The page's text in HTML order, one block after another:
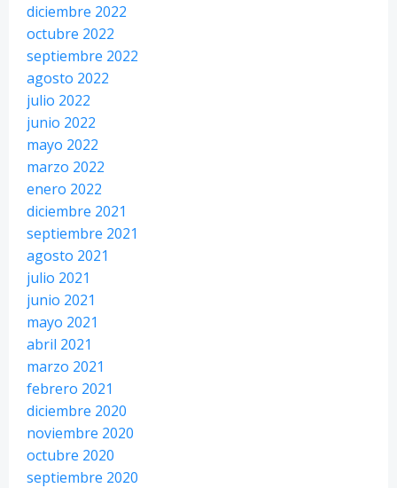
diciembre 2022
octubre 2022
septiembre 2022
agosto 2022
julio 2022
junio 2022
mayo 2022
marzo 2022
enero 2022
diciembre 2021
septiembre 2021
agosto 2021
julio 2021
junio 2021
mayo 2021
abril 2021
marzo 2021
febrero 2021
diciembre 2020
noviembre 2020
octubre 2020
septiembre 2020